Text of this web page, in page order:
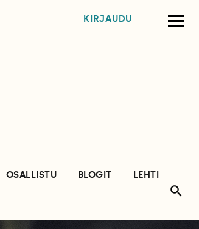
KIRJAUDU
OSALLISTU BLOGIT
LEHTI